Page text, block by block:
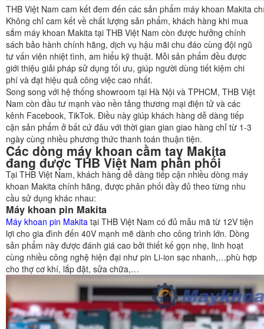
THB Việt Nam cam kết đem đến các sản phẩm máy khoan Makita
Không chỉ cam kết về chất lượng sản phẩm, khách hàng khi mua
sắm máy khoan Makita tại THB Việt Nam còn được hưởng chính
sách bảo hành chính hãng, dịch vụ hậu mãi chu đáo cùng đội ngũ
tư vấn viên nhiệt tình, am hiểu kỹ thuật. Mỗi sản phẩm đều được
giới thiệu giải pháp sử dụng tối ưu, giúp người dùng tiết kiệm chi
phí và đạt hiệu quả công việc cao nhất.
Song song với hệ thống showroom tại Hà Nội và TPHCM, THB Việt
Nam còn đầu tư mạnh vào nền tảng thương mại điện tử và các
kênh Facebook, TikTok. Điều này giúp khách hàng dễ dàng tiếp
cận sản phẩm ở bất cứ đâu với thời gian gian giao hàng chỉ từ 1-3
ngày cùng nhiều phương thức thanh toán thuận tiện.
Các dòng máy khoan cầm tay Makita
đang được THB Việt Nam phân phối
Tại THB Việt Nam, khách hàng dễ dàng tiếp cận nhiều dòng máy
khoan Makita chính hãng, được phân phối đầy đủ theo từng nhu
cầu sử dụng khác nhau:
Máy khoan pin Makita
Máy khoan pin Makita tại THB Việt Nam có đủ mẫu mã từ 12V tiện
lợi cho gia đình đến 40V mạnh mẽ dành cho công trình lớn. Dòng
sản phẩm này được đánh giá cao bởi thiết kế gọn nhẹ, linh hoạt
cùng nhiều công nghệ hiện đại như pin Li-ion sạc nhanh,…phù hợp
cho thợ cơ khí, lắp đặt, sửa chữa,…